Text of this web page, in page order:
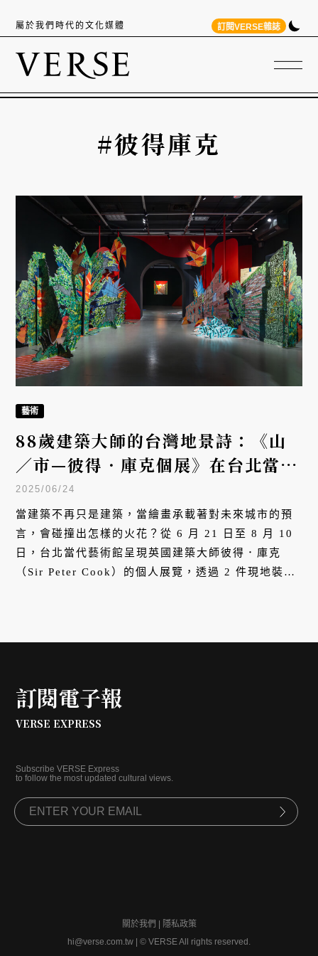
屬於我們時代的文化媒體 訂閱VERSE雜誌
#彼得庫克
藝術
88歲建築大師的台灣地景詩：《山
／市—彼得．庫克個展》在台北當代
藝術館構築島嶼想像
2025/06/24
當建築不再只是建築，當繪畫承載著對未來城市的預
言，會碰撞出怎樣的火花？從 6 月 21 日至 8 月 10
日，台北當代藝術館呈現英國建築大師彼得．庫克
（Sir Peter Cook）的個人展覽，透過 2 件現地裝置
訂閱電子報
VERSE EXPRESS
Subscribe VERSE Express
to follow the most updated cultural views.
關於我們
隱私政策
hi@verse.com.tw
© VERSE All rights reserved.